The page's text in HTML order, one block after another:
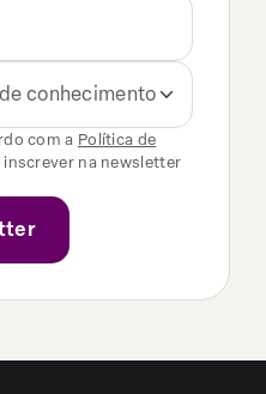
conhecimento
com a Política de
inscrever na newsletter